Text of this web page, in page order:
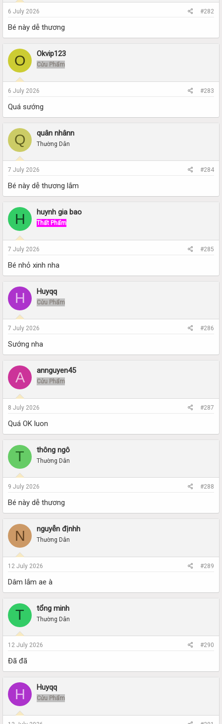
6 July 2026 #282
Bé này dễ thương
O Okvip123
Cửu Phẩm
6 July 2026 #283
Quá sướng
Q quân nhânn
Thường Dân
7 July 2026 #284
Bé này dễ thương lắm
H huynh gia bao
Thất Phẩm
7 July 2026 #285
Bé nhỏ xinh nha
H Huyqq
Cửu Phẩm
7 July 2026 #286
Sướng nha
A annguyen45
Cửu Phẩm
8 July 2026 #287
Quá OK luon
T thông ngô
Thường Dân
9 July 2026 #288
Bé này dễ thương
N nguyễn địnhh
Thường Dân
12 July 2026 #289
Dâm lắm ae à
T tổng minh
Thường Dân
12 July 2026 #290
Đã đã
H Huyqq
Cửu Phẩm